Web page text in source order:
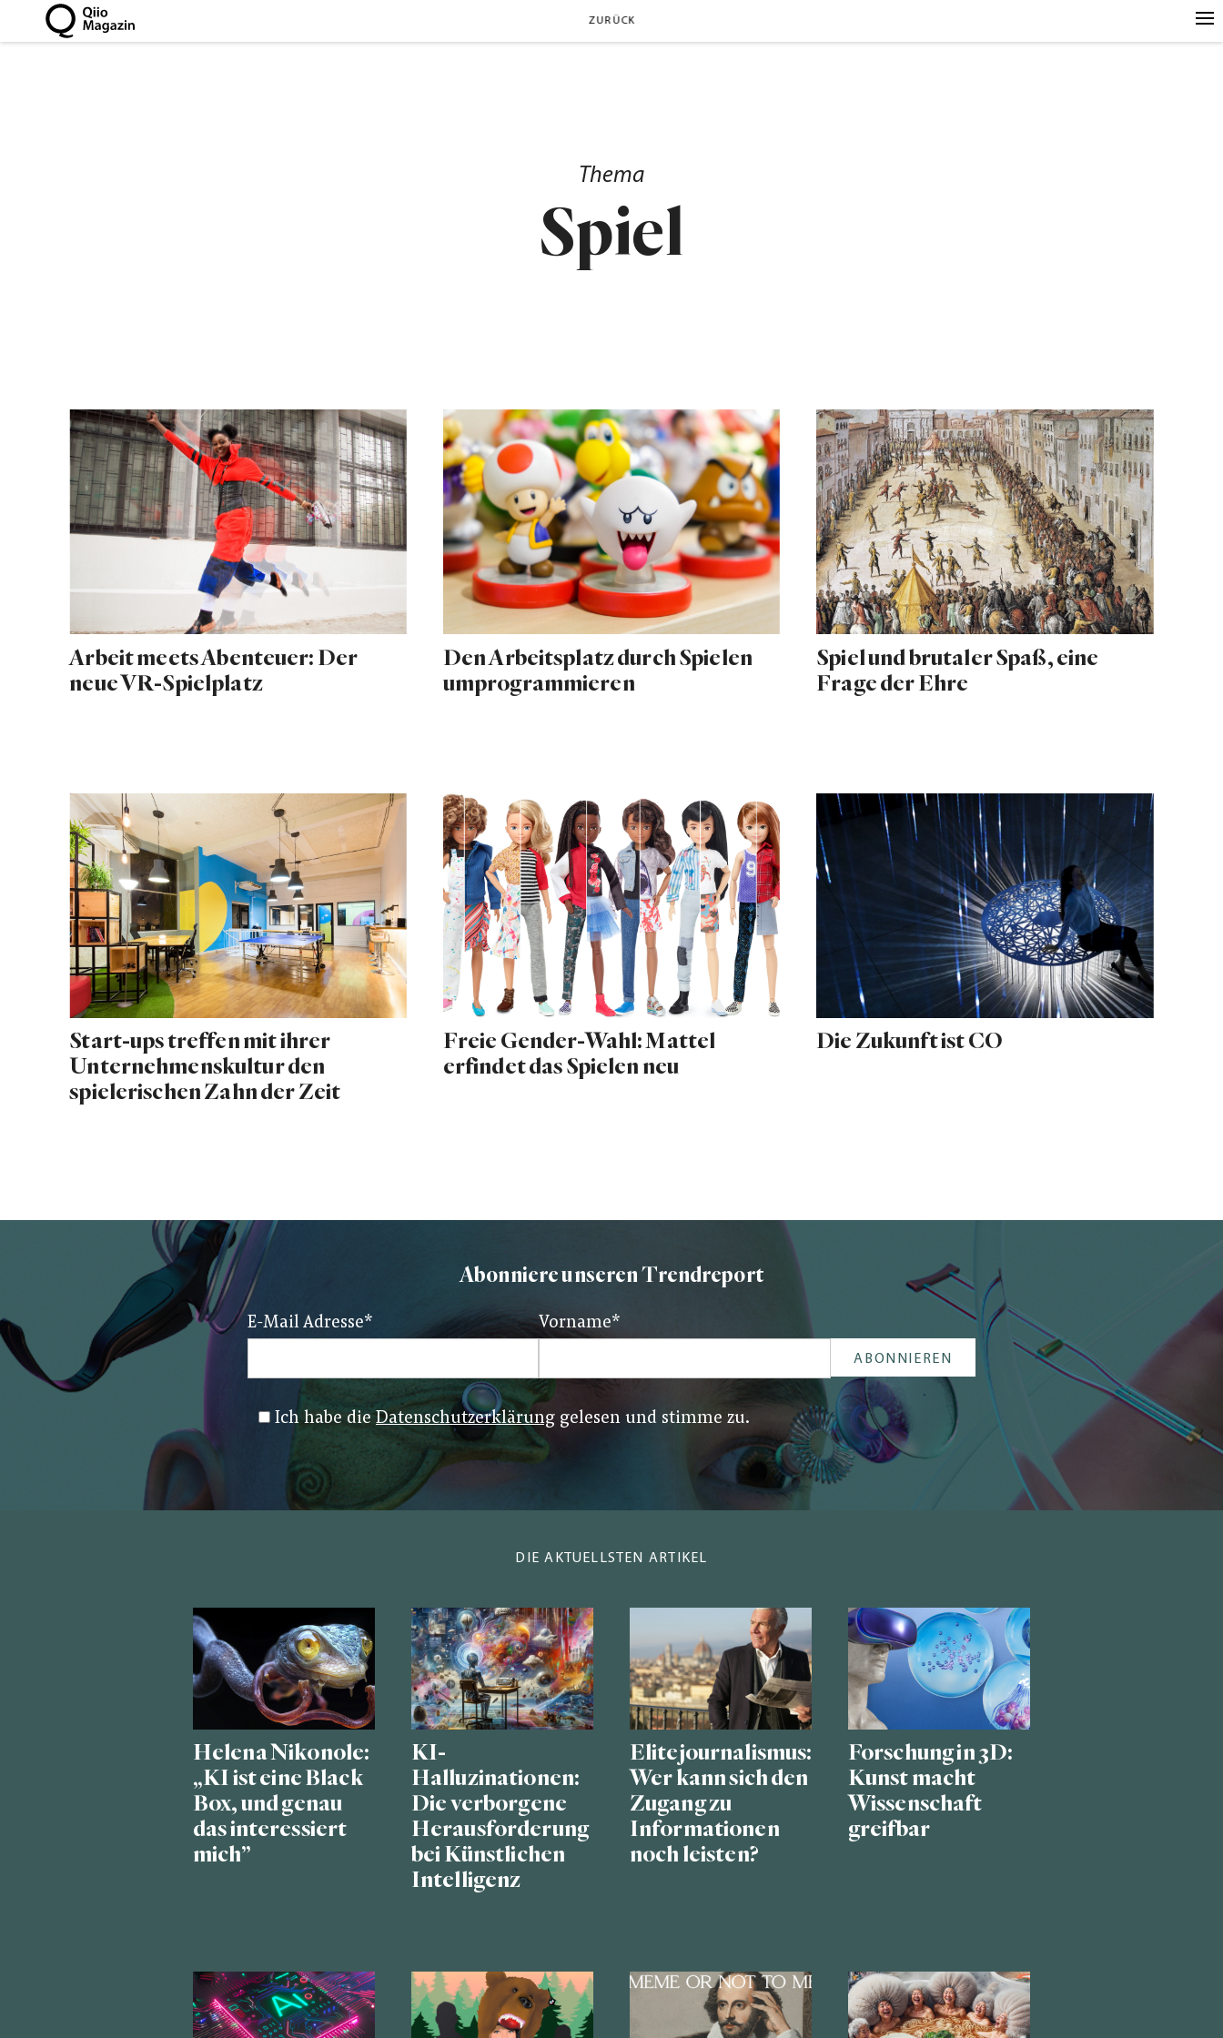
ZURÜCK
Thema
Spiel
Arbeit meets Abenteuer: Der
neue VR-Spielplatz
Den Arbeitsplatz durch Spielen
umprogrammieren
Spiel und brutaler Spaß, eine
Frage der Ehre
Start-ups treffen mit ihrer
Unternehmenskultur den
spielerischen Zahn der Zeit
Freie Gender-Wahl: Mattel
erfindet das Spielen neu
Die Zukunft ist CO
Abonniere unseren Trendreport
E-Mail Adresse* Vorname*
Ich habe dieDatenschutzerklärung gelesen und stimme zu.
DIE AKTUELLSTEN ARTIKEL
Helena Nikonole:
„KI ist eine Black
Box, und genau
das interessiert
mich”
KI-
Halluzinationen:
Die verborgene
Herausforderung
bei Künstlichen
Intelligenz
Elitejournalismus:
Wer kann sich den
Zugang zu
Informationen
noch leisten?
Forschung in 3D:
Kunst macht
Wissenschaft
greifbar